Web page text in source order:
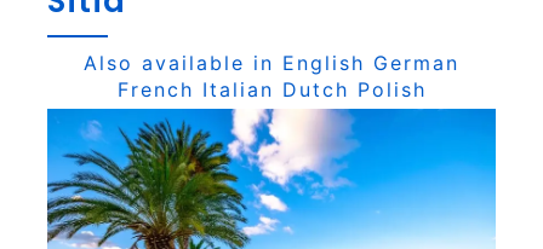
Also available in English German
French Italian Dutch Polish